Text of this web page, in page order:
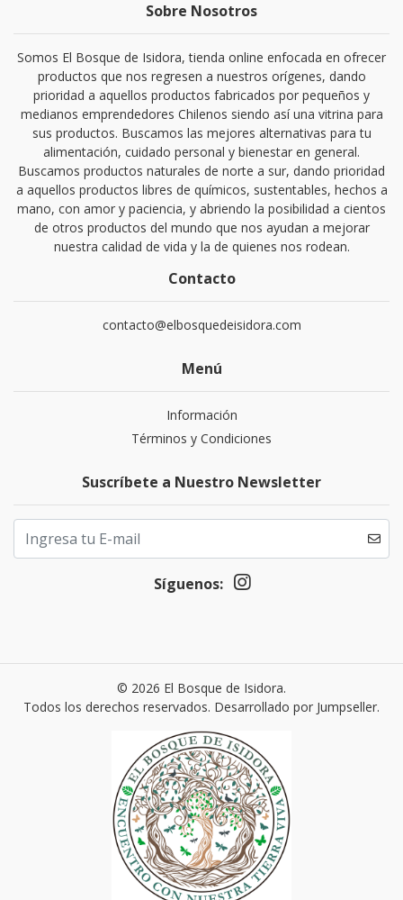
Sobre Nosotros
Somos El Bosque de Isidora, tienda online enfocada en ofrecer
productos que nos regresen a nuestros orígenes, dando
prioridad a aquellos productos fabricados por pequeños y
medianos emprendedores Chilenos siendo así una vitrina para
sus productos. Buscamos las mejores alternativas para tu
alimentación, cuidado personal y bienestar en general.
Buscamos productos naturales de norte a sur, dando prioridad
a aquellos productos libres de químicos, sustentables, hechos a
mano, con amor y paciencia, y abriendo la posibilidad a cientos
de otros productos del mundo que nos ayudan a mejorar
nuestra calidad de vida y la de quienes nos rodean.
Contacto
contacto@elbosquedeisidora.com
Menú
Información
Términos y Condiciones
Suscríbete a Nuestro Newsletter
Síguenos:
© 2026 El Bosque de Isidora.
Todos los derechos reservados. Desarrollado por Jumpseller.